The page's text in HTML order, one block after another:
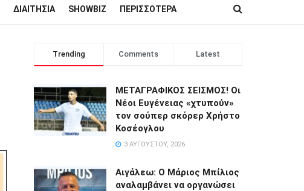
ΔΙΑΙΤΗΣΙΑ SHOWBIZ ΠΕΡΙΣΣΟΤΕΡΑ
Trending Comments Latest
ΜΕΤΑΓΡΑΦΙΚΟΣ ΣΕΙΣΜΟΣ! Οι
Νέοι Ευγένειας «χτυπούν»
τον σούπερ σκόρερ Χρήστο
Κοσέογλου
3 ΑΥΓΟΎΣΤΟΥ, 2026
Αιγάλεω: Ο Μάριος Μπίλιος
αναλαμβάνει να οργανώσει